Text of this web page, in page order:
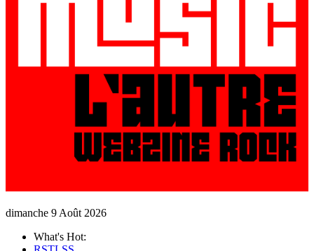
dimanche 9 Août 2026
What's Hot: